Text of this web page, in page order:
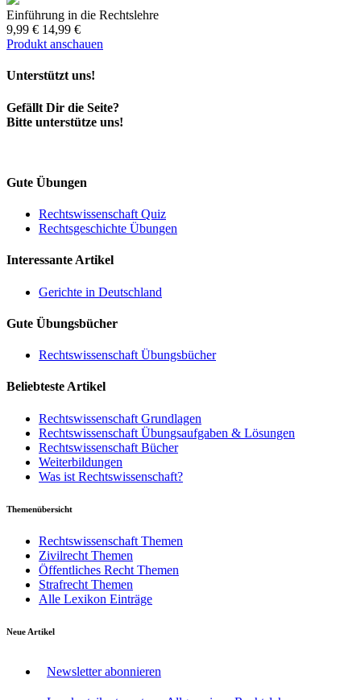
Einführung in die Rechtslehre
9,99 € 14,99 €
Produkt anschauen
Unterstützt uns!
Gefällt Dir die Seite?
Bitte unterstütze uns!
Gute Übungen
Rechtswissenschaft Quiz
Rechtsgeschichte Übungen
Interessante Artikel
Gerichte in Deutschland
Gute Übungsbücher
Rechtswissenschaft Übungsbücher
Beliebteste Artikel
Rechtswissenschaft Grundlagen
Rechtswissenschaft Übungsaufgaben & Lösungen
Rechtswissenschaft Bücher
Weiterbildungen
Was ist Rechtswissenschaft?
Themenübersicht
Rechtswissenschaft Themen
Zivilrecht Themen
Öffentliches Recht Themen
Strafrecht Themen
Alle Lexikon Einträge
Neue Artikel
Newsletter abonnieren